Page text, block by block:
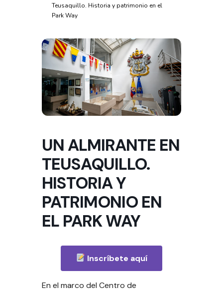
Teusaquillo. Historia y patrimonio en el
Park Way
UN ALMIRANTE EN
TEUSAQUILLO.
HISTORIA Y
PATRIMONIO EN
EL PARK WAY
Inscríbete aquí
En el marco del Centro de